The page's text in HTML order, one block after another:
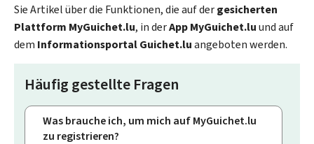
Sie Artikel über die Funktionen, die auf dergesicherten
Plattform MyGuichet.lu, in derApp MyGuichet.luund auf
dem Informationsportal Guichet.luangeboten werden.
Häufig gestellte Fragen
Was brauche ich, um mich auf MyGuichet.lu
zu registrieren?